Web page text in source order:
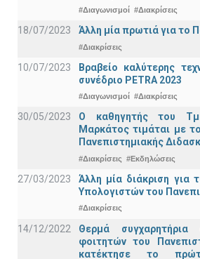
#Διαγωνισμοί #Διακρίσεις
18/07/2023 Άλλη μία πρωτιά για το
#Διακρίσεις
10/07/2023
Βραβείο καλύτερης
συνέδριο PETRA 2023
#Διαγωνισμοί #Διακρίσεις
30/05/2023
Ο καθηγητής του
Μαρκάτος τιμάται με
Πανεπιστημιακής
#Διακρίσεις #Εκδηλώσεις
27/03/2023
Άλλη μία διάκριση για
Υπολογιστών του
#Διακρίσεις
14/12/2022
Θερμά
φοιτητών του
κατέκτησε το